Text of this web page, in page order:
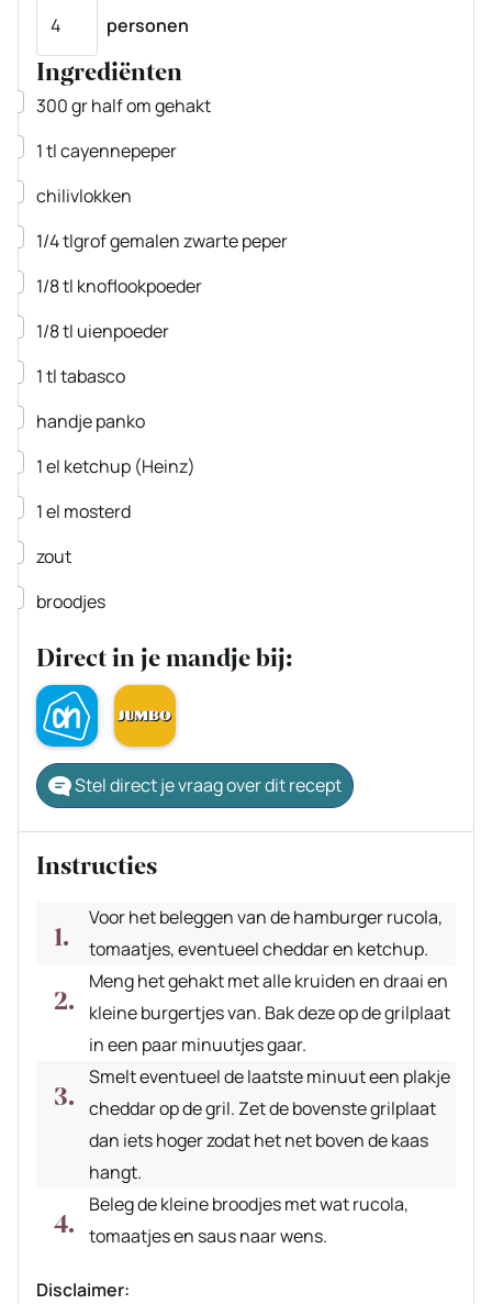
personen
Ingrediënten
▢
300grhalf om gehakt
▢
1tlcayennepeper
▢
chilivlokken
▢
1/4tlgrof gemalen zwarte peper
▢
1/8tl knoflookpoeder
▢
1/8tl uienpoeder
▢
1tltabasco
▢
handjepanko
▢
1el ketchup (Heinz)
▢
1el mosterd
▢
zout
▢
broodjes
Direct in je mandje bij:
Stel direct je vraag over dit recept
Instructies
Voor het beleggen van de hamburger rucola,
tomaatjes, eventueel cheddar en ketchup.
Meng het gehakt met alle kruiden en draai en
kleine burgertjes van. Bak deze op de grilplaat
in een paar minuutjes gaar.
Smelt eventueel de laatste minuut een plakje
cheddar op de gril. Zet de bovenste grilplaat
dan iets hoger zodat het net boven de kaas
hangt.
Beleg de kleine broodjes met wat rucola,
tomaatjes en saus naar wens.
Disclaimer: